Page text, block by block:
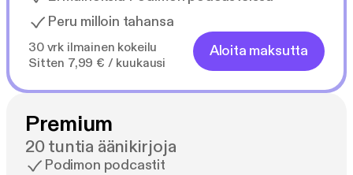
Peru milloin tahansa
30 vrk ilmainen kokeilu
Sitten 7,99 € / kuukausi
Aloita maksutta
Premium
20 tuntia äänikirjoja
Podimon podcastit